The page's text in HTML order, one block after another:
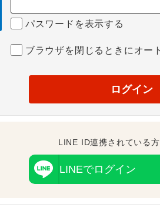
パスワードを表示する
ブラウザを閉じるときにオー
ログイン
LINE ID連携されている
LINEでログイン